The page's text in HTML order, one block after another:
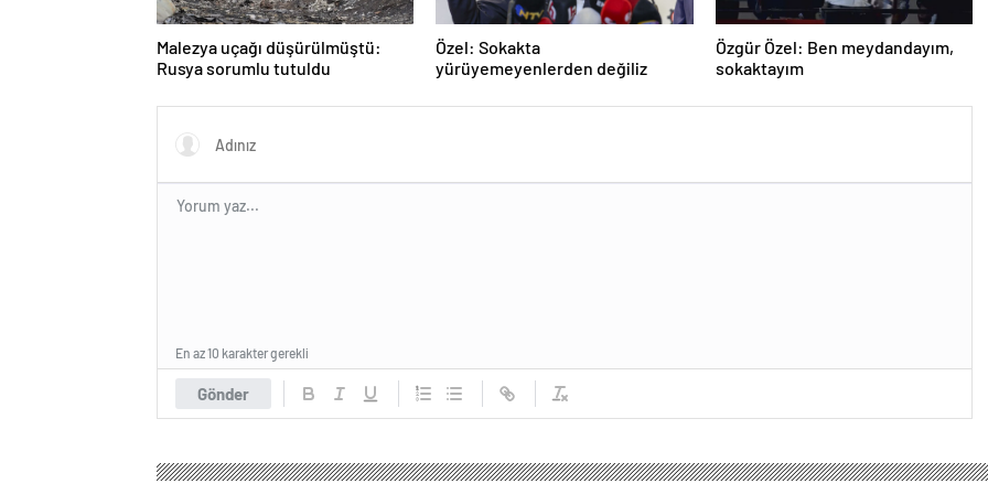
Malezya uçağı düşürülmüştü:
Rusya sorumlu tutuldu
Özel: Sokakta
yürüyemeyenlerden değiliz
Özgür Özel: Ben meydandayım,
sokaktayım
Gönder
En az 10 karakter gerekli